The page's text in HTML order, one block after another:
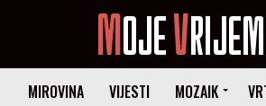
MIROVINA VIJESTI MOZAIK